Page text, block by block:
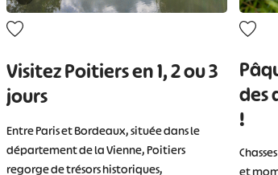
Visitez Poitiers en 1, 2 ou 3
jours
Entre Paris et Bordeaux, située dans le
département de la Vienne, Poitiers
regorge de trésors historiques,
des
!
et